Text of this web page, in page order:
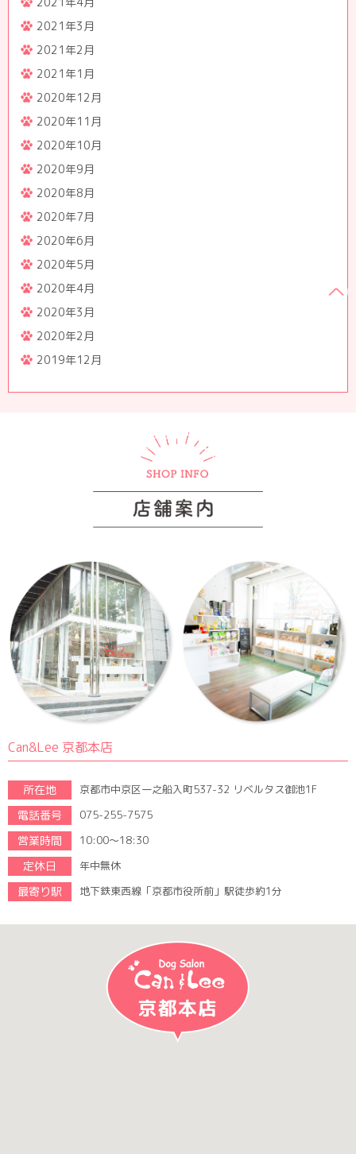
2021年3月
2021年2月
2021年1月
2020年12月
2020年11月
2020年10月
2020年9月
2020年8月
2020年7月
2020年6月
2020年5月
2020年4月
2020年3月
2020年2月
2019年12月
Can&Lee 京都本店
所在地 京都市中京区一之船入町537-32 リベルタス御池1F
電話番号 075-255-7575
営業時間 10:00～18:30
定休日 年中無休
最寄り駅 地下鉄東西線「京都市役所前」駅徒歩約1分